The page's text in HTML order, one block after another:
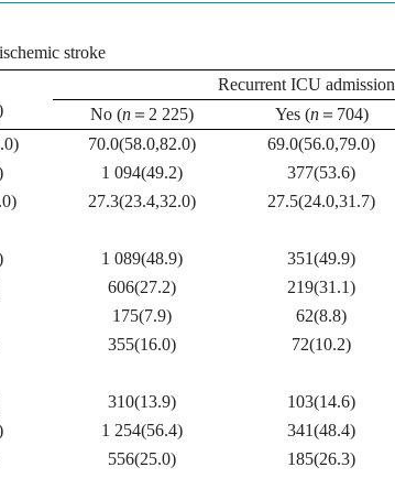
stroke
Recurrent ICU admission
No (n ＝2 225) Yes (n＝704)
70.0(58.0,82.0) 69.0(56.0,79.0)
1 094(49.2) 377(53.6)
27.3(23.4,32.0) 27.5(24.0,31.7)
1 089(48.9)
351(49.9)
606(27.2)
219(31.1)
175(7.9)
62(8.8)
355(16.0)
72(10.2)
310(13.9)
103(14.6)
1 254(56.4)
341(48.4)
556(25.0) 185(26.3)